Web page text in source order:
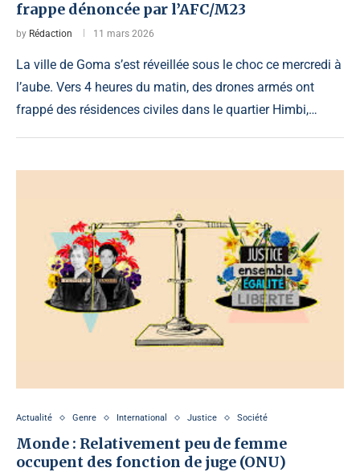
frappe dénoncée par l’AFC/M23
by Rédaction 11 mars 2026
La ville de Goma s’est réveillée sous le choc ce mercredi à
l’aube. Vers 4 heures du matin, des drones armés ont
frappé des résidences civiles dans le quartier Himbi,…
Actualité Genre International Justice Société
Monde : Relativement peu de femme
occupent des fonction de juge (ONU)